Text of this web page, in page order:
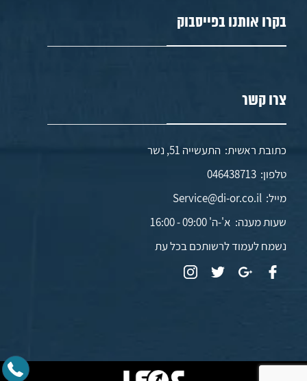
בקרו אותנו בפייסבוק
צרו קשר
כתובת ראשית: התעשייה 51, נשר
טלפון:046438713
מייל:Service@di-or.co.il
שעות מענה: א'-ה' 09:00 - 16:00
נשמח לעמוד לרשותכם בכל עת